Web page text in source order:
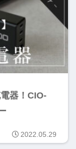
器！CIO-
2022.05.29